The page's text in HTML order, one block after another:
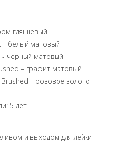
глянцевый
- белый матовый
- черный матовый
– графит матовый
Brushed – розовое золото
5 лет
и выходом для лейки